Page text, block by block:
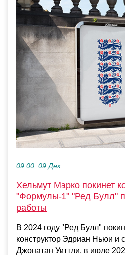
09:00, 09 Дек
Хельмут Марко покинет
"Формулы-1" "Ред Булл"
работы
В 2024 году "Ред Булл"
конструктор Эдриан Ньюи и
Джонатан Уиттли, в июле